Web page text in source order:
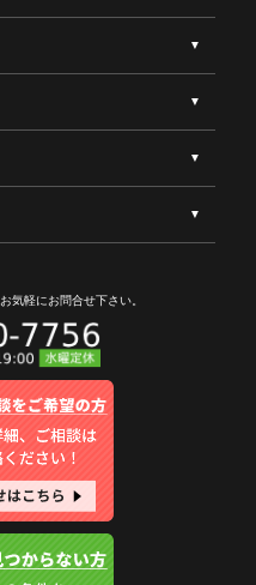
お気軽にお問合せ下さい。